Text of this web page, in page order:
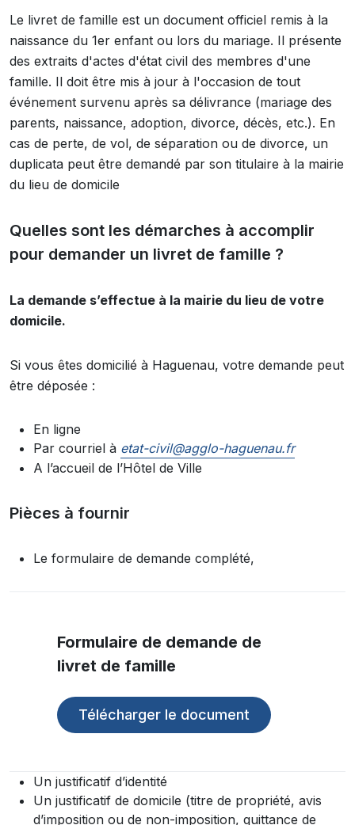
Le livret de famille est un document officiel remis à la
naissance du 1er enfant ou lors du mariage. Il présente
des extraits d'actes d'état civil des membres d'une
famille. Il doit être mis à jour à l'occasion de tout
événement survenu après sa délivrance (mariage des
parents, naissance, adoption, divorce, décès, etc.). En
cas de perte, de vol, de séparation ou de divorce, un
duplicata peut être demandé par son titulaire à la mairie
du lieu de domicile
Quelles sont les démarches à accomplir
pour demander un livret de famille ?
La demande s’effectue à la mairie du lieu de votre
domicile.
Si vous êtes domicilié à Haguenau, votre demande peut
être déposée :
En ligne
Par courriel à etat-civil@agglo-haguenau.fr
A l’accueil de l’Hôtel de Ville
Pièces à fournir
Le formulaire de demande complété,
Formulaire de demande de
livret de famille
Télécharger le document
Un justificatif d’identité
Un justificatif de domicile (titre de propriété, avis
d’imposition ou de non-imposition, quittance de